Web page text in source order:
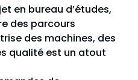
en bureau d’études,
des parcours
des machines, des
qualité est un atout